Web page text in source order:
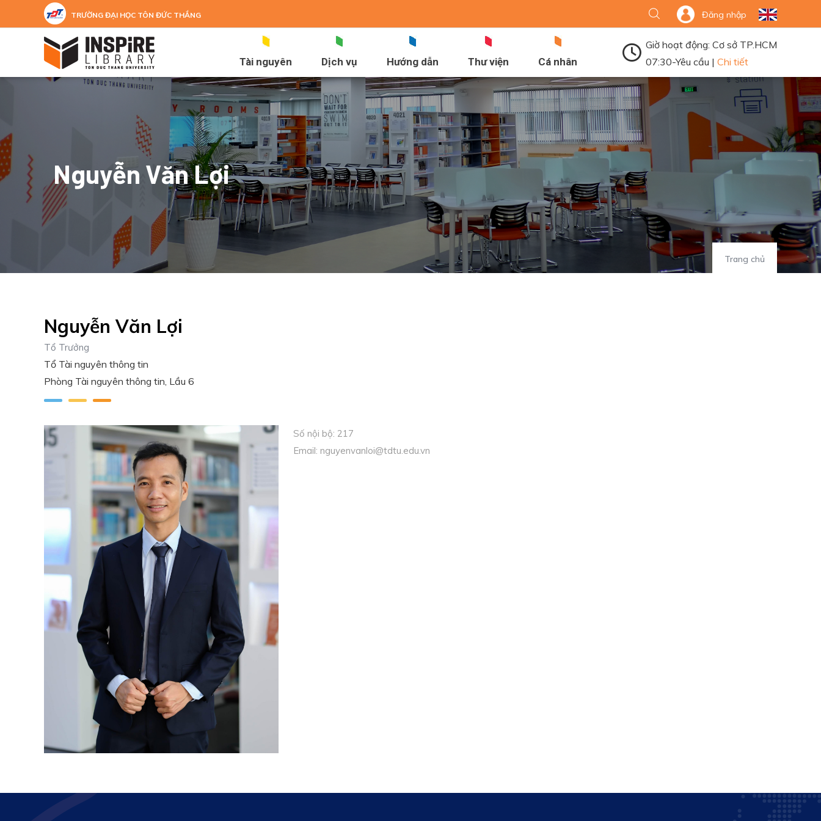
Nhảy đến nội dung
TRƯỜNG ĐẠI HỌC TÔN ĐỨC THẮNG Đăng nhập
Tài nguyên Dịch vụ Hướng dẫn Thư viện Cá nhân
Giờ hoạt động: Cơ sở TP.HCM
07:30-Yêu cầu | Chi tiết
Nguyễn Văn Lợi
Trang chủ
Nguyễn Văn Lợi
Tổ Trưởng
Tổ Tài nguyên thông tin
Phòng Tài nguyên thông tin, Lầu 6
Số nội bộ: 217
Email: nguyenvanloi@tdtu.edu.vn